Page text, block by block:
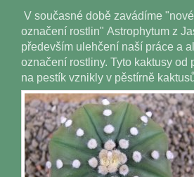
V současné době zavádíme
označení rostlin" Astrophytum z
především ulehčení naší práce a
označení rostliny. Tyto kaktusy od
na pestík vznikly v pěstírně